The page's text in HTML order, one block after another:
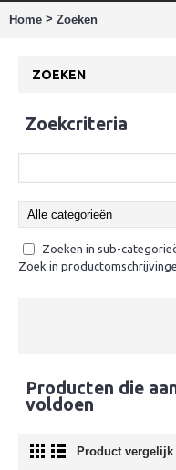
Home > Zoeken
ZOEKEN
Zoekcriteria
Zoeken in sub-
Zoek in
Producten die
voldoen
Product vergelijk